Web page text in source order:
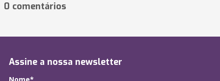
0 comentários
Assine a nossa newsletter